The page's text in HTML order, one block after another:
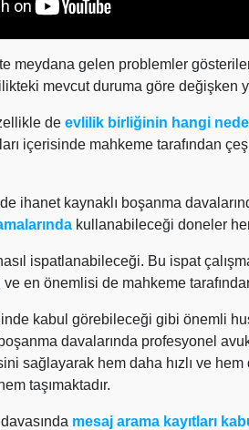
meydana gelen problemler
mevcut duruma göre değişken
de evlilik birliğinin hangi
içerisinde mahkeme tarafından
ihanet kaynaklı boşanma
kullanabileceği doneler
ispatlanabileceği. Bu ispat
en önemlisi de mahkeme
kabul görebileceği gibi önemli
davalarında profesyonel
sağlayarak hem daha hızlı ve
taşımaktadır.
mesaj arama kayıtları